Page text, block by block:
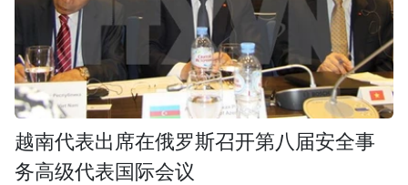
越南代表出席在俄罗斯召开第八届安全事
务高级代表国际会议